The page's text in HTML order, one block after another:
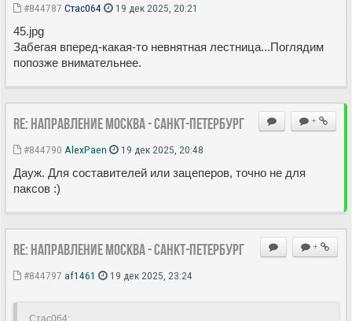
#844787 Стас064 19 дек 2025, 20:21
45.jpg
Забегая вперед-какая-то невнятная лестница...Поглядим
попозже внимательнее.
+
Re: Направление Москва - Санкт-Петербург
#844790 AlexPaen 19 дек 2025, 20:48
Дауж. Для составителей или зацеперов, точно не для
паксов :)
+
Re: Направление Москва - Санкт-Петербург
#844797 af1461 19 дек 2025, 23:24
Стас064: